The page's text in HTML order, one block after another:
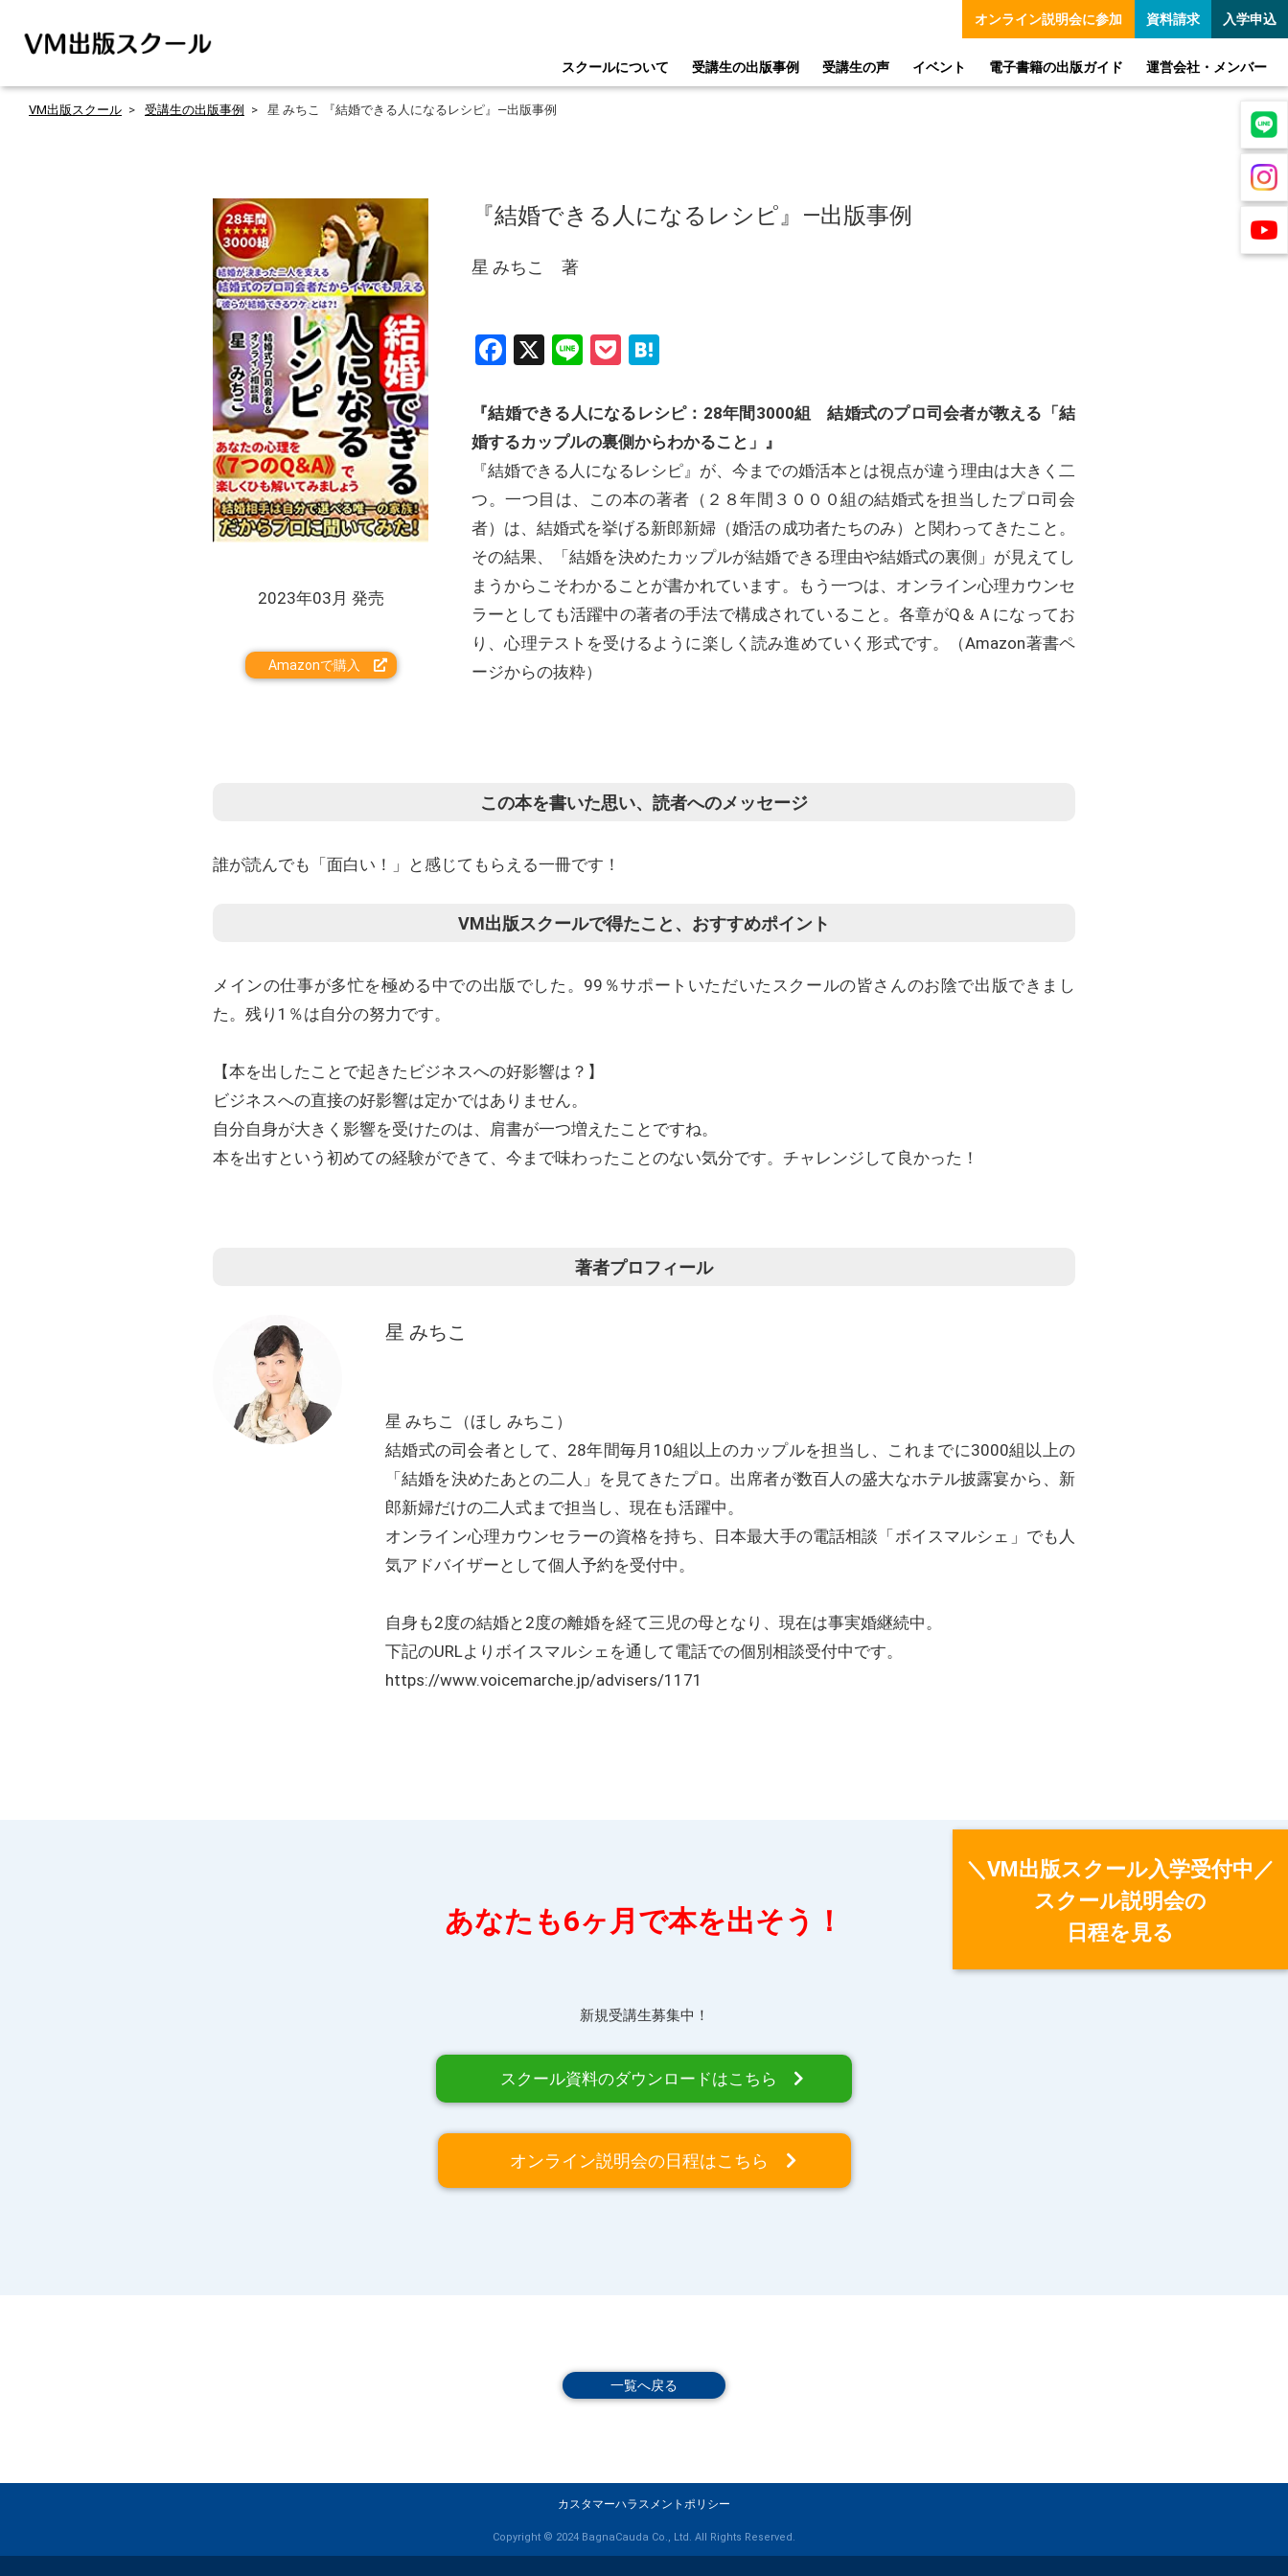
スクールについて 受講生の出版事例 受講生の声 イベント 電子書籍の出版ガイド 運営会社・メンバー
オンライン説明会に参加 資料請求 入学申込
＼VM出版スクール入学受付中／
スクール説明会の
日程を見る
VM出版スクール 受講生の出版事例 星 みちこ 『結婚できる人になるレシピ』―出版事例
2023年03月 発売
Amazonで購入
『結婚できる人になるレシピ』―出版事例
星 みちこ 著
Facebook
X LinePocket
『結婚できる人になるレシピ：28年間3000組 結婚式のプロ司会者が教える「結
婚するカップルの裏側からわかること」』
『結婚できる人になるレシピ』が、今までの婚活本とは視点が違う理由は大きく二
つ。一つ目は、この本の著者（２８年間３０００組の結婚式を担当したプロ司会
者）は、結婚式を挙げる新郎新婦（婚活の成功者たちのみ）と関わってきたこと。
その結果、「結婚を決めたカップルが結婚できる理由や結婚式の裏側」が見えてし
まうからこそわかることが書かれています。もう一つは、オンライン心理カウンセ
ラーとしても活躍中の著者の手法で構成されていること。各章がQ＆Ａになってお
り、心理テストを受けるように楽しく読み進めていく形式です。（Amazon著書ペ
ージからの抜粋）
この本を書いた思い、読者へのメッセージ
誰が読んでも「面白い！」と感じてもらえる一冊です！
VM出版スクールで得たこと、おすすめポイント
メインの仕事が多忙を極める中での出版でした。99％サポートいただいたスクールの皆さんのお陰で出版できまし
た。残り1％は自分の努力です。
【本を出したことで起きたビジネスへの好影響は？】
ビジネスへの直接の好影響は定かではありません。
自分自身が大きく影響を受けたのは、肩書が一つ増えたことですね。
本を出すという初めての経験ができて、今まで味わったことのない気分です。チャレンジして良かった！
著者プロフィール
星 みちこ
星 みちこ（ほし みちこ）
結婚式の司会者として、28年間毎月10組以上のカップルを担当し、これまでに3000組以上の
「結婚を決めたあとの二人」を見てきたプロ。出席者が数百人の盛大なホテル披露宴から、新
郎新婦だけの二人式まで担当し、現在も活躍中。
オンライン心理カウンセラーの資格を持ち、日本最大手の電話相談「ボイスマルシェ」でも人
気アドバイザーとして個人予約を受付中。
自身も2度の結婚と2度の離婚を経て三児の母となり、現在は事実婚継続中。
下記のURLよりボイスマルシェを通して電話での個別相談受付中です。
https://www.voicemarche.jp/advisers/1171
あなたも6ヶ月で本を出そう！
新規受講生募集中！
スクール資料のダウンロードはこちら
オンライン説明会の日程はこちら
一覧へ戻る
カスタマーハラスメントポリシー
Copyright © 2024 BagnaCauda Co., Ltd. All Rights Reserved.